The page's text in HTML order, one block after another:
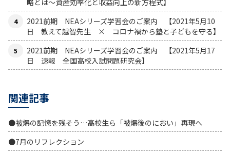
略とは〜資産効率化と収益向上の新方程式】
2021前期 NEAシリーズ学習会のご案内 【2021年5月10
日 教えて越智先生 × コロナ禍から塾と子どもを守る】
2021前期 NEAシリーズ学習会のご案内 【2021年5月17
日 速報 全国高校入試問題研究会】
関連記事
●被爆の記憶を残そう…高校生ら「被爆後のにおい」再現へ
●7月のリフレクション